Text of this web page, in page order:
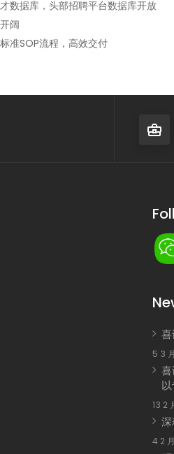
数据库，头部招聘平台数据库开放
阔
准SOP流程，高效交付
5 3
喜
13 2
4 2